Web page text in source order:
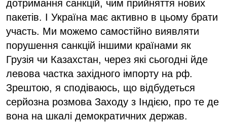
дотримання санкцій, чим прийняття нових
пакетів. І Україна має активно в цьому брати
участь. Ми можемо самостійно виявляти
порушення санкцій іншими країнами як
Грузія чи Казахстан, через які сьогодні йде
левова частка західного імпорту на рф.
Зрештою, я сподіваюсь, що відбудеться
серйозна розмова Заходу з Індією, про те де
вона на шкалі демократичних держав.